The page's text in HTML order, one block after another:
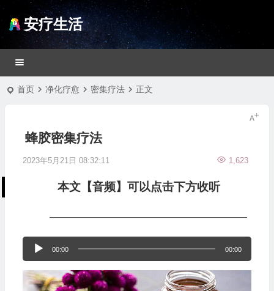
安疗生活
首页 净化疗愈 密集疗法 正文
蜂胶密集疗法
2023年5月21日 08:32:11 1,623
本文【音频】可以点击下方收听
—————————————————
频
播
00:00 00:00